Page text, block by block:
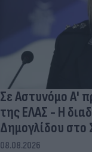
Σε Αστυνόμο Α'
της ΕΛΑΣ - Η
Δημογλίδου
08.08.2026